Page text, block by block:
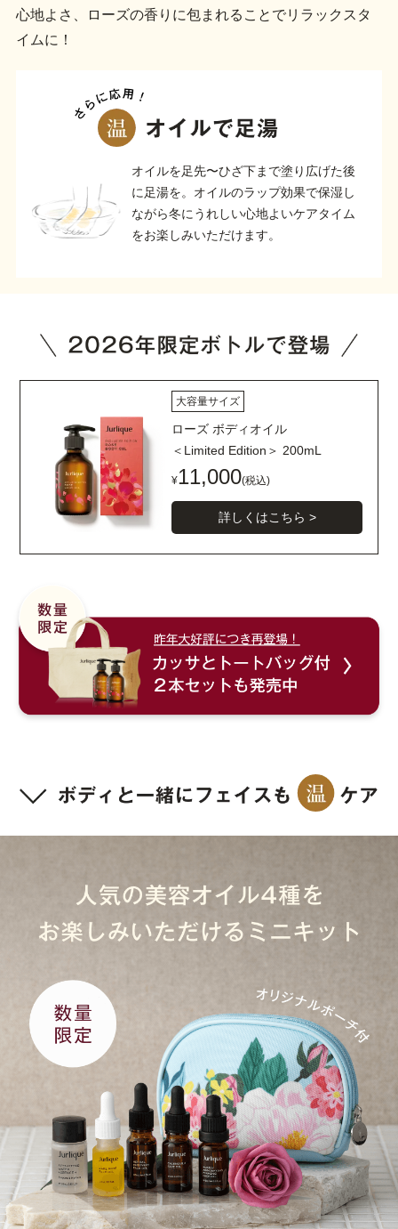
心地よさ、ローズの香りに包まれることでリラックスタ
イムに！
オイルを足先〜ひざ下まで塗り広げた後
に足湯を。オイルのラップ効果で保湿し
ながら冬にうれしい心地よいケアタイム
をお楽しみいただけます。
大容量サイズ
ローズ ボディオイル
＜Limited Edition＞ 200mL
¥11,000(税込)
詳しくはこちら >